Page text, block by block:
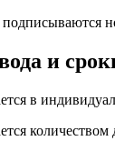
и
в